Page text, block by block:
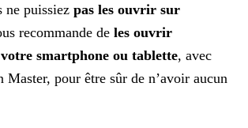
ne puissiez pas les ouvrir sur
recommande de les ouvrir
smartphone ou tablette, avec
Master, pour être sûr de n’avoir aucun